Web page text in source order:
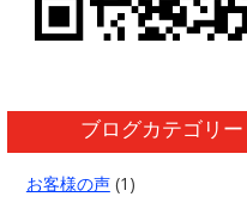
ブログカテゴリー
お客様の声(1)